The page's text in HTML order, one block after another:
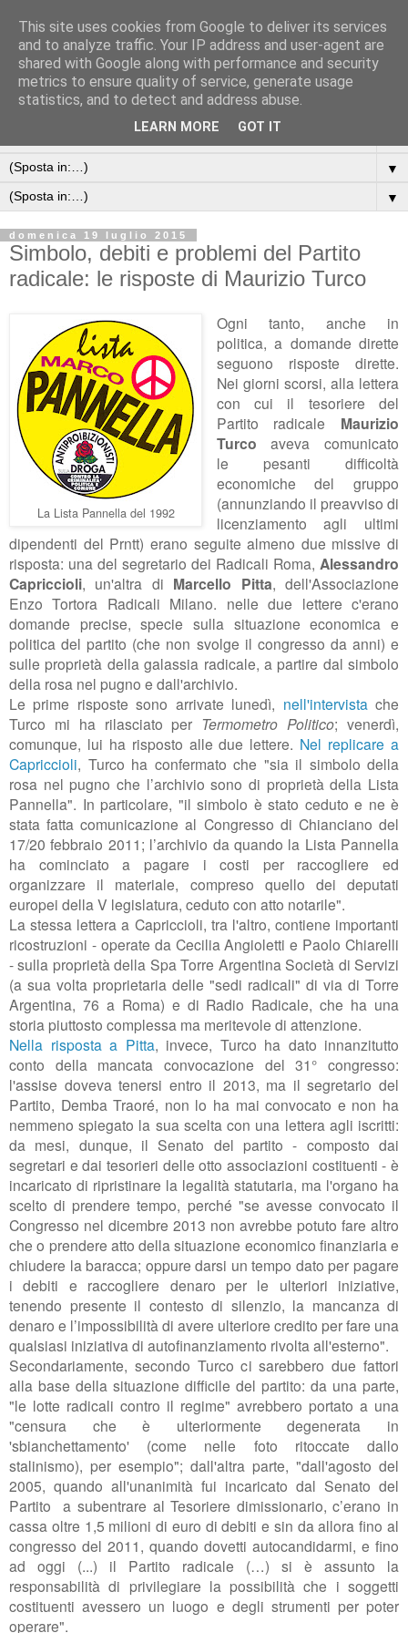
▼
▼
domenica 19 luglio 2015
Simbolo, debiti e problemi del Partito
radicale: le risposte di Maurizio Turco
La Lista Pannella del 1992
Ogni tanto, anche in
politica, a domande dirette
seguono risposte dirette.
Nei giorni scorsi, alla lettera
con cui il tesoriere del
Partito radicale Maurizio
Turco aveva comunicato
le pesantidifficoltà
economiche del gruppo
(annunziando il preavviso di
licenziamento agli ultimi
dipendenti del Prntt) erano seguite almeno due missive di
risposta: una del segretario dei Radicali Roma, Alessandro
Capriccioli, un'altra di Marcello Pitta, dell'Associazione
Enzo Tortora Radicali Milano. nelle due lettere c'erano
domande precise, specie sulla situazione economica e
politica del partito (che non svolge il congresso da anni) e
sulle proprietà della galassia radicale, a partire dal simbolo
della rosa nel pugno e dall'archivio.
Le prime risposte sono arrivate lunedì, nell'intervistache
Turco mi ha rilasciato per Termometro Politico; venerdì,
comunque, lui ha risposto alle due lettere. Nel replicare a
Capriccioli, Turco ha confermato che "sia il simbolo della
rosa nel pugno che l’archivio sono di proprietà della Lista
Pannella". In particolare, "il simbolo è stato ceduto e ne è
stata fatta comunicazione al Congresso di Chianciano del
17/20 febbraio 2011; l’archivio da quando la Lista Pannella
ha cominciato a pagare i costi per raccogliere ed
organizzare il materiale, compreso quello dei deputati
europei della V legislatura, ceduto con atto notarile".
La stessa lettera a Capriccioli, tra l'altro, contiene importanti
ricostruzioni - operate da Cecilia Angioletti e Paolo Chiarelli
- sulla proprietà della Spa Torre Argentina Società di Servizi
(a sua volta proprietaria delle "sedi radicali" di via di Torre
Argentina, 76 a Roma) e di Radio Radicale, che ha una
storia piuttosto complessa ma meritevole di attenzione.
Nella risposta a Pitta, invece, Turco ha dato innanzitutto
conto della mancata convocazione del 31° congresso:
l'assise doveva tenersi entro il 2013, ma il segretario del
Partito, Demba Traoré, non lo ha mai convocato e non ha
nemmeno spiegato la sua scelta con una lettera agli iscritti:
da mesi, dunque, il Senato del partito - composto dai
segretari e dai tesorieri delle otto associazioni costituenti - è
incaricato di ripristinare la legalità statutaria, ma l'organo ha
scelto di prendere tempo, perché "se avesse convocato il
Congresso nel dicembre 2013 non avrebbe potuto fare altro
che o prendere atto della situazione economico finanziaria e
chiudere la baracca; oppure darsi un tempo dato per pagare
i debiti e raccogliere denaro per le ulteriori iniziative,
tenendo presente il contesto di silenzio, la mancanza di
denaro e l’impossibilità di avere ulteriore credito per fare una
qualsiasi iniziativa di autofinanziamento rivolta all'esterno".
Secondariamente, secondo Turco ci sarebbero due fattori
alla base della situazione difficile del partito: da una parte,
"le lotte radicali contro il regime" avrebbero portato a una
"censura che è ulteriormente degenerata in
'sbianchettamento' (come nelle foto ritoccate dallo
stalinismo), per esempio"; dall'altra parte, "dall'agosto del
2005, quando all'unanimità fui incaricato dal Senato del
Partito a subentrare al Tesoriere dimissionario, c’erano in
cassa oltre 1,5 milioni di euro di debiti e sin da allora fino al
congresso del 2011, quando dovetti autocandidarmi, e fino
ad oggi (...) il Partito radicale (…) si è assunto la
responsabilità di privilegiare la possibilità che i soggetti
costituenti avessero un luogo e degli strumenti per poter
operare".
This site uses cookies from Google to deliver its services
and to analyze traffic. Your IP address and user-agent are
shared with Google along with performance and security
metrics to ensure quality of service, generate usage
statistics, and to detect and address abuse.
LEARN MORE GOT IT